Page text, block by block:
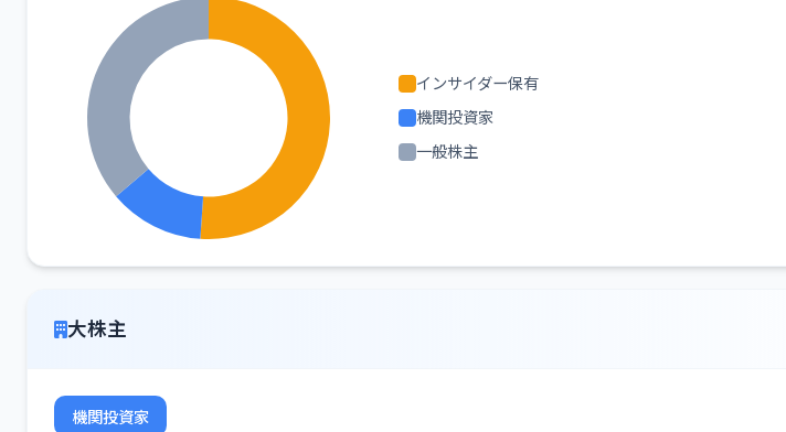
インサイダー保有
機関投資家
一般株主
大株主
機関投資家